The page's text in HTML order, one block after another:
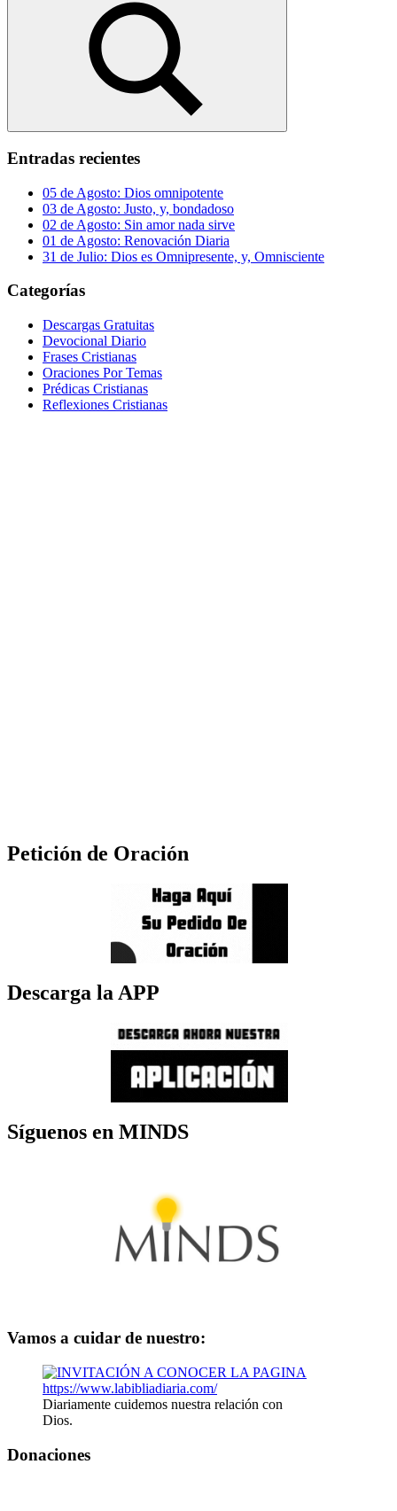
Buscar
Entradas recientes
05 de Agosto: Dios omnipotente
03 de Agosto: Justo, y, bondadoso
02 de Agosto: Sin amor nada sirve
01 de Agosto: Renovación Diaria
31 de Julio: Dios es Omnipresente, y, Omnisciente
Categorías
Descargas Gratuitas
Devocional Diario
Frases Cristianas
Oraciones Por Temas
Prédicas Cristianas
Reflexiones Cristianas
Petición de Oración
Descarga la APP
Síguenos en MINDS
Vamos a cuidar de nuestro:
Diariamente cuidemos nuestra relación con
Dios.
Donaciones